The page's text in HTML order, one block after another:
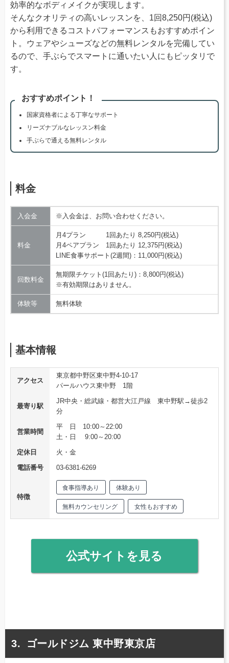
効率的なボディメイクが実現します。
そんなクオリティの高いレッスンを、1回8,250円(税込)
から利用できるコストパフォーマンスもおすすめポイン
ト。ウェアやシューズなどの無料レンタルを完備してい
るので、手ぶらでスマートに通いたい人にもピッタリで
す。
おすすめポイント！
国家資格者による丁寧なサポート
リーズナブルなレッスン料金
手ぶらで通える無料レンタル
料金
入会金 ※入会金は、お問い合わせください。
料金
月4プラン 1回あたり 8,250円(税込)
月4ペアプラン 1回あたり 12,375円(税込)
LINE食事サポート(2週間)：11,000円(税込)
回数料金
無期限チケット(1回あたり)：8,800円(税込)
※有効期限はありません。
体験等 無料体験
基本情報
アクセス
東京都中野区東中野4-10-17
パールハウス東中野 1階
最寄り駅
JR中央・総武線・都営大江戸線 東中野駅→徒歩2
分
営業時間
平 日 10:00～22:00
土・日 9:00～20:00
定休日
火・金
電話番号
03‐6381‐6269
特徴
食事指導あり 体験あり
無料カウンセリング 女性もおすすめ
公式サイトを見る
ゴールドジム 東中野東京店